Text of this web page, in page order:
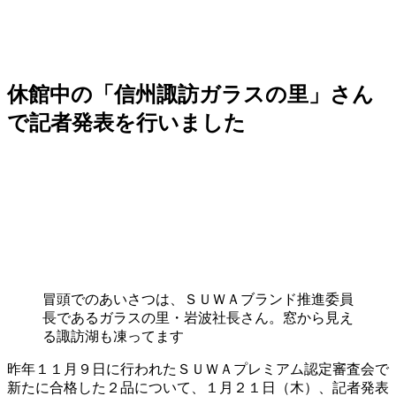
休館中の「信州諏訪ガラスの里」さん
で記者発表を行いました
冒頭でのあいさつは、ＳＵＷＡブランド推進委員
長であるガラスの里・岩波社長さん。窓から見え
る諏訪湖も凍ってます
昨年１１月９日に行われたＳＵＷＡプレミアム認定審査会で
新たに合格した２品について、１月２１日（木）、記者発表